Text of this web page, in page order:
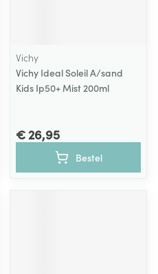
Vichy
Vichy Ideal Soleil A/sand
Kids Ip50+ Mist 200ml
€ 26,95
Bestel